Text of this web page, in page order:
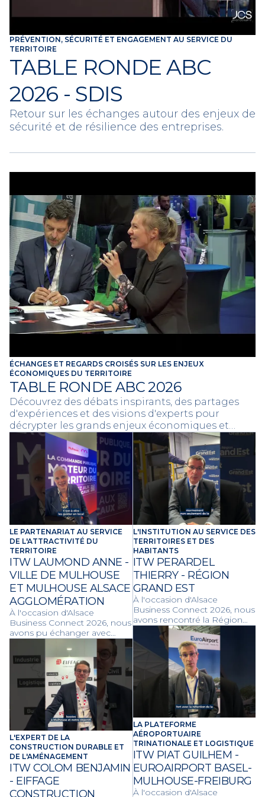
PRÉVENTION, SÉCURITÉ ET ENGAGEMENT AU SERVICE DU
TERRITOIRE
TABLE RONDE ABC
2026 - SDIS
Retour sur les échanges autour des enjeux de
sécurité et de résilience des entreprises.
ÉCHANGES ET REGARDS CROISÉS SUR LES ENJEUX
ÉCONOMIQUES DU TERRITOIRE
TABLE RONDE ABC 2026
Découvrez des débats inspirants, des partages
d'expériences et des visions d'experts pour
décrypter les grands enjeux économiques et
collaboratifs de l'année 2026.
LE PARTENARIAT AU SERVICE
DE L'ATTRACTIVITÉ DU
TERRITOIRE
ITW LAUMOND ANNE -
VILLE DE MULHOUSE
ET MULHOUSE ALSACE
AGGLOMÉRATION
À l'occasion d'Alsace
Business Connect 2026, nous
avons pu échanger avec
représentante de la ville de
Mulhouse et de m2A.
Découvrez les projets
structurants, les
compétences partagées et
les dynamiques locales
unissant la ville et son
agglomération pour le
développement
économique et la qualité de
vie des habitants.
L'EXPERT DE LA
CONSTRUCTION DURABLE ET
DE L'AMÉNAGEMENT
ITW COLOM BENJAMIN
- EIFFAGE
CONSTRUCTION
L'INSTITUTION AU SERVICE DES
TERRITOIRES ET DES
HABITANTS
ITW PERARDEL
THIERRY - RÉGION
GRAND EST
À l'occasion d'Alsace
Business Connect 2026, nous
avons rencontré la Région
Grand Est. Découvrez les
actions, les grands projets et
les dispositifs
d'accompagnement de la
Région pour dynamiser
l'économie locale, les
transports et la transition
LA PLATEFORME
AÉROPORTUAIRE
TRINATIONALE ET LOGISTIQUE
ITW PIAT GUILHEM -
EUROAIRPORT BASEL-
MULHOUSE-FREIBURG
À l'occasion d'Alsace